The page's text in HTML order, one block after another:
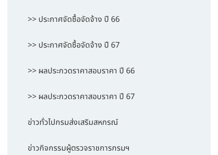
>> ประกาศจัดซื้อจัดจ้าง ปี 66
>> ประกาศจัดซื้อจัดจ้าง ปี 67
>> ผลประกวดราคาสอบราคา ปี 66
>> ผลประกวดราคาสอบราคา ปี 67
ข่าวทั่วไปกรมส่งเสริมสหกรณ์
ข่าวกิจกรรมผู้ตรวจราชการกรมฯ